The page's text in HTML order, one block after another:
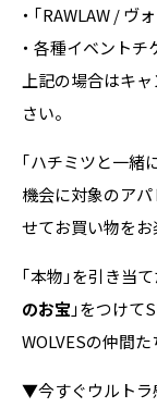
・ 「RAWLAW /
・ 各種イベント
上記の場合はキ
さい。
「ハチミツと一緒
機会に対象のアパ
せてお買い物をお
「本物」を引き当
のお宝 」をつけ
WOLVESの仲間
▼今すぐウルトラ